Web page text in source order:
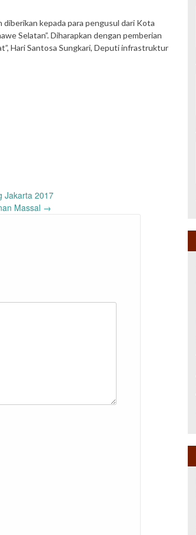
kepada para pengusul dari Kota
Selatan”. Diharapkan dengan pemberian
Hari Santosa Sungkari, Deputi infrastruktur
Jakarta 2017
Massal →